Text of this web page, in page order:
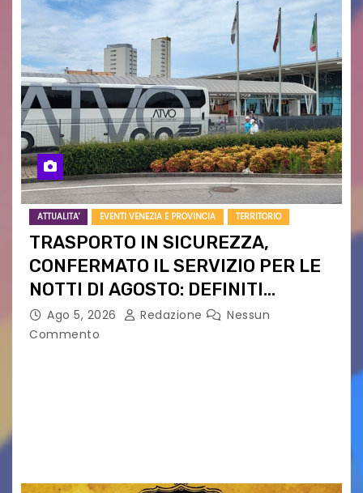
ATTUALITA' EVENTI VENEZIA E PROVINCIA TERRITORIO
TRASPORTO IN SICUREZZA,
CONFERMATO IL SERVIZIO PER LE
NOTTI DI AGOSTO: DEFINITI
PERCORSI, FERMATE E ORARIO
Ago 5, 2026 Redazione
Nessun
Commento